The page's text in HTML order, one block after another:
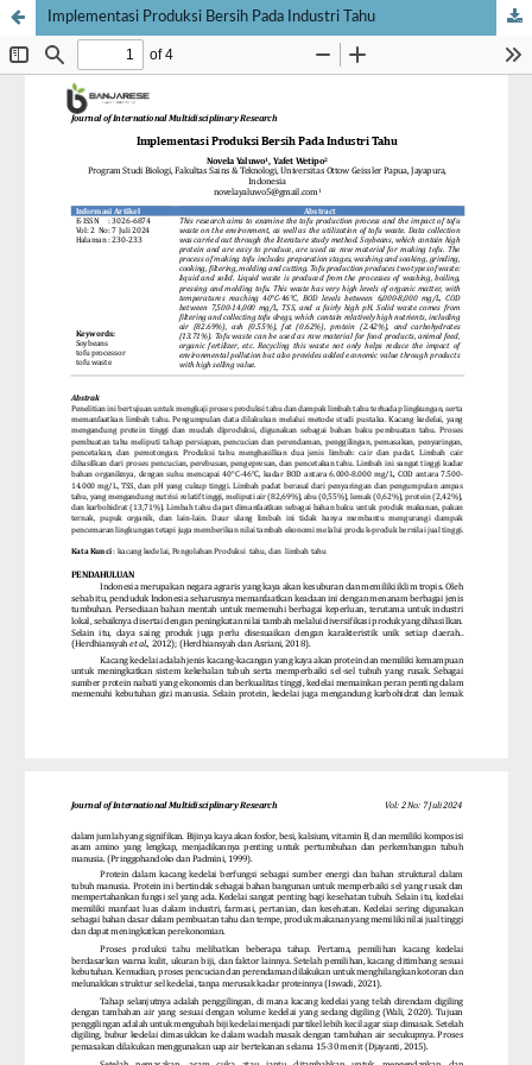
Implementasi Produksi Bersih Pada Industri Tahu